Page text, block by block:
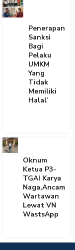
Penerapan
Sanksi
Bagi
Pelaku
UMKM
Yang
Tidak
Memiliki
Halal’
Oknum
Ketua P3-
TGAI Karya
Naga,Ancam
Wartawan
Lewat VN
WastsApp